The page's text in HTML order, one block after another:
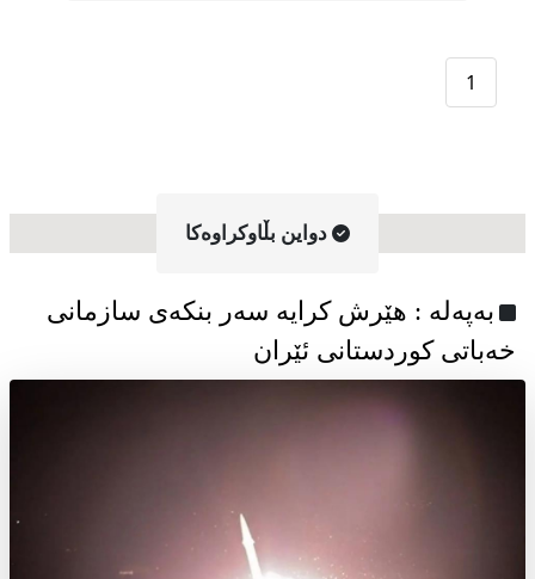
1
دواین بڵاوکراوه‌کا
به‌په‌له‌ : هێرش کرایە سەر بنکەی سازمانی
خەباتی کوردستانی ئێران